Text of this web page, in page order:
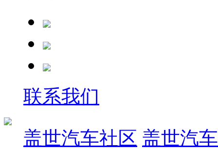
联系我们
盖世汽车社区 盖世汽